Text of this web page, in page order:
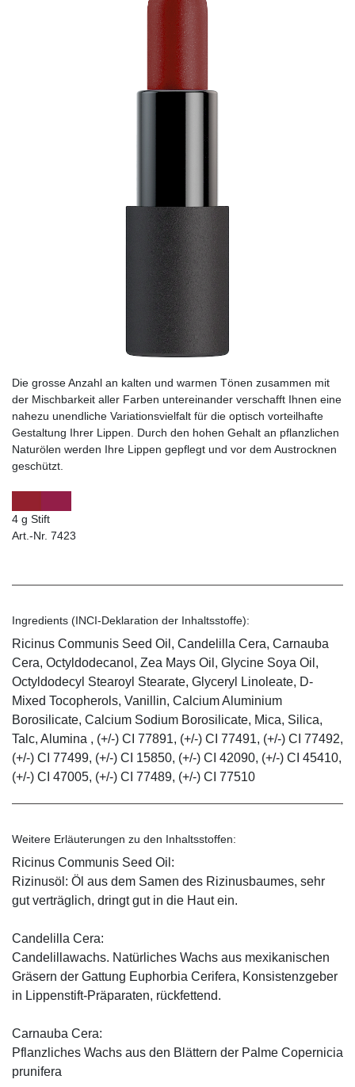
Die grosse Anzahl an kalten und warmen Tönen zusammen mit
der Mischbarkeit aller Farben untereinander verschafft Ihnen eine
nahezu unendliche Variationsvielfalt für die optisch vorteilhafte
Gestaltung Ihrer Lippen. Durch den hohen Gehalt an pflanzlichen
Naturölen werden Ihre Lippen gepflegt und vor dem Austrocknen
geschützt.
4 g Stift
Art.-Nr. 7423
Ingredients (INCI-Deklaration der Inhaltsstoffe):
Ricinus Communis Seed Oil, Candelilla Cera, Carnauba
Cera, Octyldodecanol, Zea Mays Oil, Glycine Soya Oil,
Octyldodecyl Stearoyl Stearate, Glyceryl Linoleate, D-
Mixed Tocopherols, Vanillin, Calcium Aluminium
Borosilicate, Calcium Sodium Borosilicate, Mica, Silica,
Talc, Alumina , (+/-) CI 77891, (+/-) CI 77491, (+/-) CI 77492,
(+/-) CI 77499, (+/-) CI 15850, (+/-) CI 42090, (+/-) CI 45410,
(+/-) CI 47005, (+/-) CI 77489, (+/-) CI 77510
Weitere Erläuterungen zu den Inhaltsstoffen:
Ricinus Communis Seed Oil:
Rizinusöl: Öl aus dem Samen des Rizinusbaumes, sehr
gut verträglich, dringt gut in die Haut ein.
Candelilla Cera:
Candelillawachs. Natürliches Wachs aus mexikanischen
Gräsern der Gattung Euphorbia Cerifera, Konsistenzgeber
in Lippenstift-Präparaten, rückfettend.
Carnauba Cera:
Pflanzliches Wachs aus den Blättern der Palme Copernicia
prunifera